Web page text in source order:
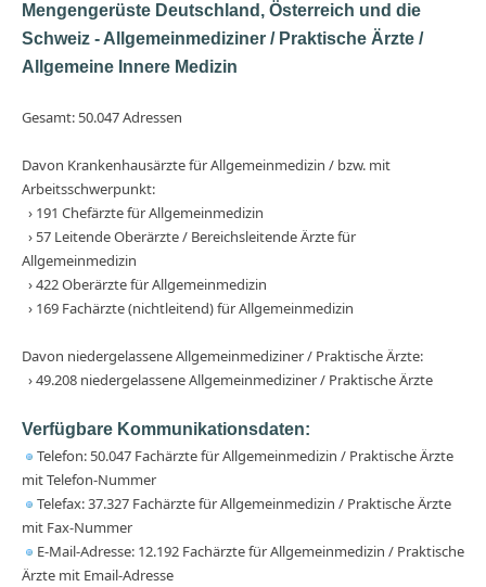
Mengengerüste Deutschland, Österreich und die
Schweiz - Allgemeinmediziner / Praktische Ärzte /
Allgemeine Innere Medizin
Gesamt: 50.047 Adressen
Davon Krankenhausärzte für Allgemeinmedizin / bzw. mit
Arbeitsschwerpunkt:
› 191 Chefärzte für Allgemeinmedizin
› 57 Leitende Oberärzte / Bereichsleitende Ärzte für
Allgemeinmedizin
› 422 Oberärzte für Allgemeinmedizin
› 169 Fachärzte (nichtleitend) für Allgemeinmedizin
Davon niedergelassene Allgemeinmediziner / Praktische Ärzte:
› 49.208 niedergelassene Allgemeinmediziner / Praktische Ärzte
Verfügbare Kommunikationsdaten:
Telefon: 50.047 Fachärzte für Allgemeinmedizin / Praktische Ärzte
mit Telefon-Nummer
Telefax: 37.327 Fachärzte für Allgemeinmedizin / Praktische Ärzte
mit Fax-Nummer
E-Mail-Adresse: 12.192 Fachärzte für Allgemeinmedizin / Praktische
Ärzte mit Email-Adresse